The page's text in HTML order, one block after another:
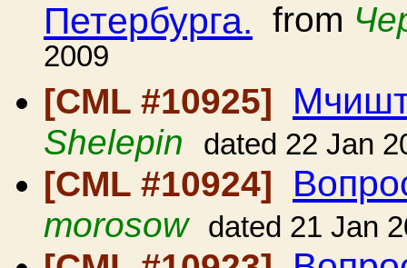
Петербурга. from
2009
[CML #10925]
Shelepin dated 22 Jan
[CML #10924]
morosow dated 21 Jan